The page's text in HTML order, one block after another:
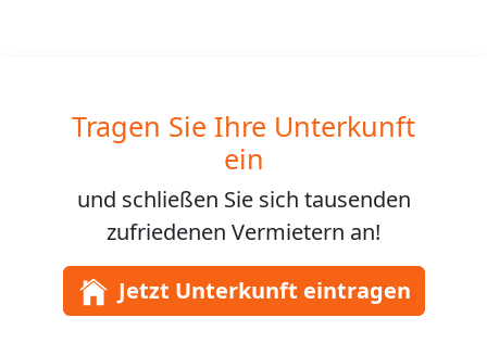
Tragen Sie Ihre Unterkunft
ein
und schließen Sie sich tausenden
zufriedenen Vermietern an!
Jetzt Unterkunft eintragen